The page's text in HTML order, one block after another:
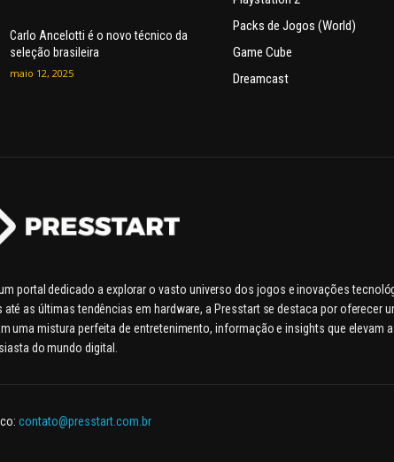
Carlo Ancelotti é o novo técnico da
seleção brasileira
maio 12, 2025
Packs de Jogos (World)
Game Cube
Dreamcast
portal dedicado a explorar o vasto universo dos jogos e inovações
as últimas tendências em hardware, a Presstart se destaca por oferecer
mistura perfeita de entretenimento, informação e insights que elevam
do mundo digital.
contato@presstart.com.br